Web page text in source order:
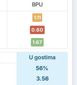
BPU
1.11
0.60
1.67
U gostima
56%
3.56